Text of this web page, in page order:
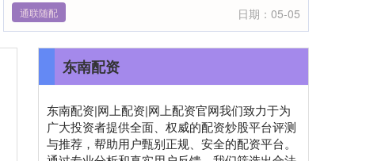
通联随配 日期：05-05
东南配资
东南配资|网上配资|网上配资官网我们致力于为
广大投资者提供全面、权威的配资炒股平台评测
与推荐，帮助用户甄别正规、安全的配资平台。